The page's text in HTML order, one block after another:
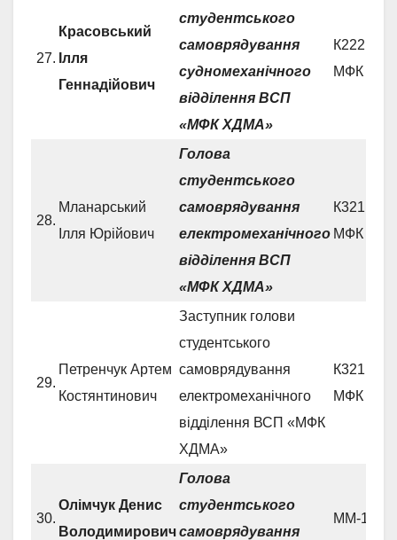
27.
Красовський
Ілля
Геннадійович
студентського
самоврядування
судномеханічного
відділення ВСП
«МФК ХДМА»
К222
МФК
28.
Мланарський
Ілля Юрійович
Голова
студентського
самоврядування
електромеханічного
відділення ВСП
«МФК ХДМА»
К321
МФК
29.
Петренчук Артем
Костянтинович
Заступник голови
студентського
самоврядування
електромеханічного
відділення ВСП «МФК
ХДМА»
К321
МФК
30.
Олімчук Денис
Володимирович
Голова
студентського
самоврядування
ММ-1.1